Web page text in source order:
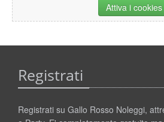
Attiva i cookies
Registrati
Registrati su Gallo Rosso Noleggi,